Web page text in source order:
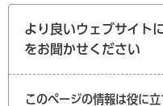
より良いウェブサイト
をお聞かせください
このページの情報は役に立